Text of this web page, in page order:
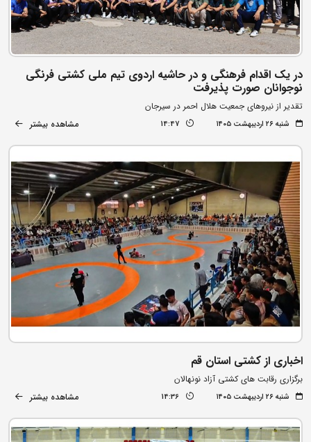
در یک اقدام فرهنگی و در حاشیه اردوی تیم ملی کشتی فرنگی
نوجوانان صورت پذیرفت
تقدیر از نیروهای جمعیت هلال احمر در سیرجان
شنبه ۲۶ اردیبهشت ۱۴۰۵ 14:47 مشاهده بیشتر
اخباری از کشتی استان قم
برگزاری رقابت های کشتی آزاد نونهالان
شنبه ۲۶ اردیبهشت ۱۴۰۵ 14:36 مشاهده بیشتر